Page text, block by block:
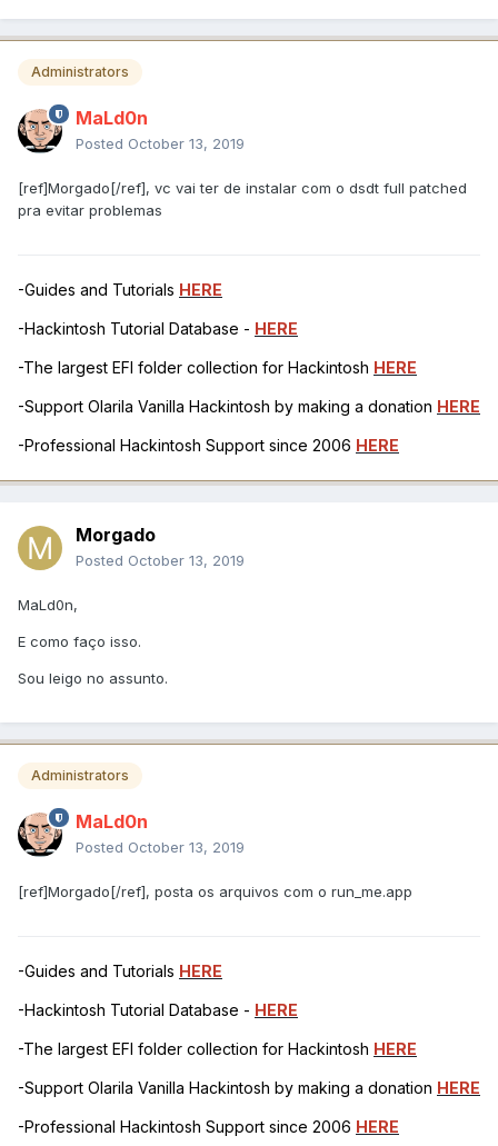
Administrators
MaLd0n
Posted October 13, 2019
[ref]Morgado[/ref], vc vai ter de instalar com o dsdt full patched
pra evitar problemas
-Guides and Tutorials HERE
-Hackintosh Tutorial Database - HERE
-The largest EFI folder collection for Hackintosh HERE
-Support Olarila Vanilla Hackintosh by making a donation HERE
-Professional Hackintosh Support since 2006 HERE
Morgado
Posted October 13, 2019
MaLd0n,
E como faço isso.
Sou leigo no assunto.
Administrators
MaLd0n
Posted October 13, 2019
[ref]Morgado[/ref], posta os arquivos com o run_me.app
-Guides and Tutorials HERE
-Hackintosh Tutorial Database - HERE
-The largest EFI folder collection for Hackintosh HERE
-Support Olarila Vanilla Hackintosh by making a donation HERE
-Professional Hackintosh Support since 2006 HERE